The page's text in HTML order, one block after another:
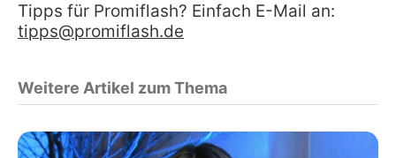
Tipps für Promiflash? Einfach E-Mail an:
tipps@promiflash.de
Weitere Artikel zum Thema